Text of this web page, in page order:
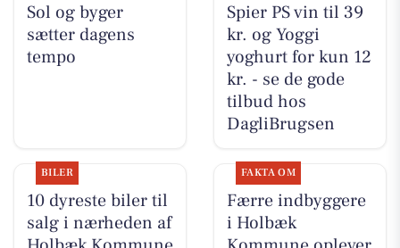
Sol og byger
sætter dagens
tempo
Spier PS vin til 39
kr. og Yoggi
yoghurt for kun 12
kr. - se de gode
tilbud hos
DagliBrugsen
BILER
10 dyreste biler til
salg i nærheden af
FAKTA OM
Færre indbyggere
i Holbæk